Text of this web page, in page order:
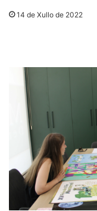
14 de Xullo de 2022